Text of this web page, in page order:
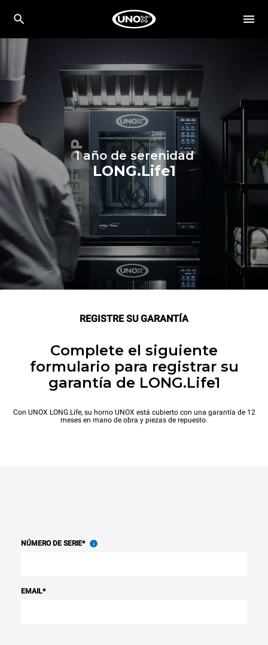
1 año de serenidad
LONG.Life1
REGISTRE SU GARANTÍA
Complete el siguiente
formulario para registrar su
garantía de LONG.Life1
Con UNOX LONG.Life, su horno UNOX está cubierto con una garantía de 12
meses en mano de obra y piezas de repuesto.
NÚMERO DE SERIE*
EMAIL*